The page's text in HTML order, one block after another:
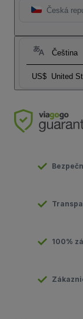
Česká
Čeština
US$ United
100%